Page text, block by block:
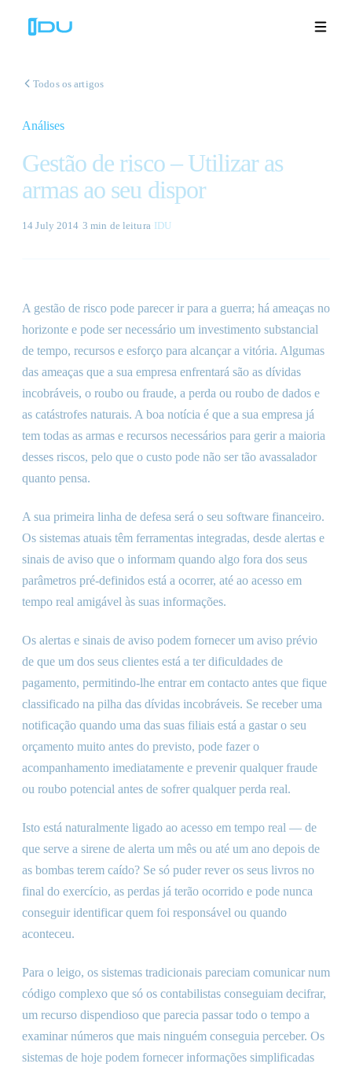
Soluções
Plataforma
🇵🇹 Demonstrações
Todos os artigos
Análises
Gestão de risco – Utilizar as
armas ao seu dispor
14 July 2014 3 min de leitura· IDU
A gestão de risco pode parecer ir para a guerra; há ameaças no
horizonte e pode ser necessário um investimento substancial
de tempo, recursos e esforço para alcançar a vitória. Algumas
das ameaças que a sua empresa enfrentará são as dívidas
incobráveis, o roubo ou fraude, a perda ou roubo de dados e
as catástrofes naturais. A boa notícia é que a sua empresa já
tem todas as armas e recursos necessários para gerir a maioria
desses riscos, pelo que o custo pode não ser tão avassalador
quanto pensa.
A sua primeira linha de defesa será o seu software financeiro.
Os sistemas atuais têm ferramentas integradas, desde alertas e
sinais de aviso que o informam quando algo fora dos seus
parâmetros pré-definidos está a ocorrer, até ao acesso em
tempo real amigável às suas informações.
Os alertas e sinais de aviso podem fornecer um aviso prévio
de que um dos seus clientes está a ter dificuldades de
pagamento, permitindo-lhe entrar em contacto antes que fique
classificado na pilha das dívidas incobráveis. Se receber uma
notificação quando uma das suas filiais está a gastar o seu
orçamento muito antes do previsto, pode fazer o
acompanhamento imediatamente e prevenir qualquer fraude
ou roubo potencial antes de sofrer qualquer perda real.
Isto está naturalmente ligado ao acesso em tempo real — de
que serve a sirene de alerta um mês ou até um ano depois de
as bombas terem caído? Se só puder rever os seus livros no
final do exercício, as perdas já terão ocorrido e pode nunca
conseguir identificar quem foi responsável ou quando
aconteceu.
Para o leigo, os sistemas tradicionais pareciam comunicar num
código complexo que só os contabilistas conseguiam decifrar,
um recurso dispendioso que parecia passar todo o tempo a
examinar números que mais ninguém conseguia perceber. Os
sistemas de hoje podem fornecer informações simplificadas